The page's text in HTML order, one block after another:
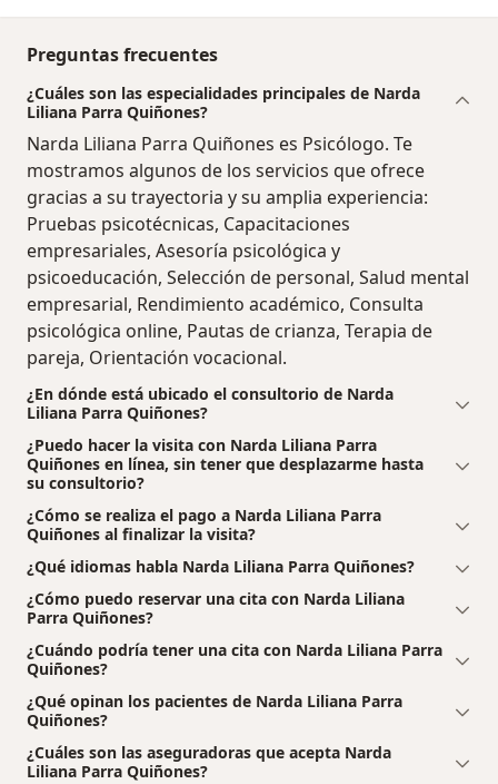
Preguntas frecuentes
¿Cuáles son las especialidades principales de Narda
Liliana Parra Quiñones?
Narda Liliana Parra Quiñones es Psicólogo. Te
mostramos algunos de los servicios que ofrece
gracias a su trayectoria y su amplia experiencia:
Pruebas psicotécnicas, Capacitaciones
empresariales, Asesoría psicológica y
psicoeducación, Selección de personal, Salud mental
empresarial, Rendimiento académico, Consulta
psicológica online, Pautas de crianza, Terapia de
pareja, Orientación vocacional.
¿En dónde está ubicado el consultorio de Narda
Liliana Parra Quiñones?
¿Puedo hacer la visita con Narda Liliana Parra
Quiñones en línea, sin tener que desplazarme hasta
su consultorio?
¿Cómo se realiza el pago a Narda Liliana Parra
Quiñones al finalizar la visita?
¿Qué idiomas habla Narda Liliana Parra Quiñones?
¿Cómo puedo reservar una cita con Narda Liliana
Parra Quiñones?
¿Cuándo podría tener una cita con Narda Liliana Parra
Quiñones?
¿Qué opinan los pacientes de Narda Liliana Parra
Quiñones?
¿Cuáles son las aseguradoras que acepta Narda
Liliana Parra Quiñones?